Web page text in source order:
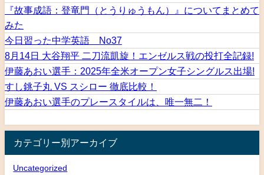
『故事成語：登竜門（とうりゅうもん）』についてまとめて
みた
今日習った中学英語 No37
8月14日 大谷翔平 二刀流凱旋！エンゼルス戦の投打全記録!
伊藤あおい選手：2025年全米オープン女子シングルス出場!
すし銚子丸 VS スシロー 徹底比較！
伊藤あおい選手のプレースタイルは、唯一無二！
カテゴリー別アーカイブ
Uncategorized